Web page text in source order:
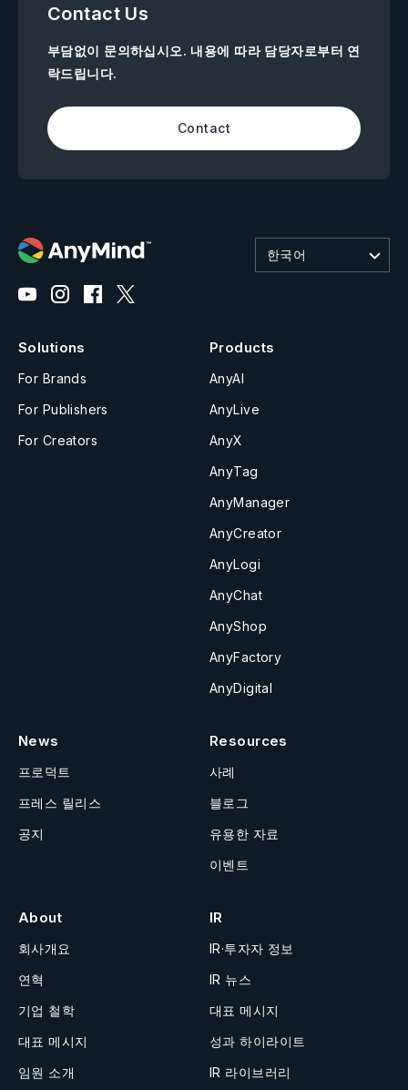
Contact Us
부담없이 문의하십시오. 내용에 따라 담당자로부터 연
락드립니다.
Contact
한국어
Solutions
For Brands
For Publishers
For Creators
Products
AnyAI
AnyLive
AnyX
AnyTag
AnyManager
AnyCreator
AnyLogi
AnyChat
AnyShop
AnyFactory
AnyDigital
News
프로덕트
프레스 릴리스
공지
Resources
사례
블로그
유용한 자료
이벤트
About
회사개요
연혁
기업 철학
대표 메시지
임원 소개
IR
IR·투자자 정보
IR 뉴스
대표 메시지
성과 하이라이트
IR 라이브러리